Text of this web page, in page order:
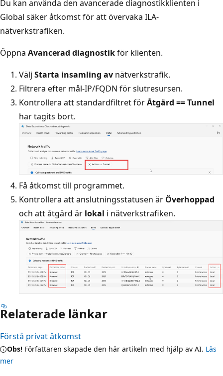
Du kan använda den avancerade diagnostikklienten i
Global säker åtkomst för att övervaka ILA-
nätverkstrafiken.
Öppna Avancerad diagnostikför klienten.
Välj Starta insamling av nätverkstrafik.
Filtrera efter mål-IP/FQDN för slutresursen.
Kontrollera att standardfiltret förÅtgärd == Tunnel
har tagits bort.
Få åtkomst till programmet.
Kontrollera att anslutningsstatusen är Överhoppad
och att åtgärd är lokal i nätverkstrafiken.
Relaterade länkar
Förstå privat åtkomst
Obs! Författaren skapade den här artikeln med hjälp av AI. Läs
mer